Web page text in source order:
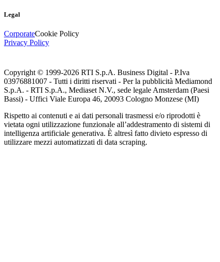
Legal
CorporateCookie Policy
Privacy Policy
Copyright © 1999-2026 RTI S.p.A. Business Digital - P.Iva
03976881007 - Tutti i diritti riservati - Per la pubblicità Mediamond
S.p.A. - RTI S.p.A., Mediaset N.V., sede legale Amsterdam (Paesi
Bassi) - Uffici Viale Europa 46, 20093 Cologno Monzese (MI)
Rispetto ai contenuti e ai dati personali trasmessi e/o riprodotti è
vietata ogni utilizzazione funzionale all’addestramento di sistemi di
intelligenza artificiale generativa. È altresì fatto divieto espresso di
utilizzare mezzi automatizzati di data scraping.